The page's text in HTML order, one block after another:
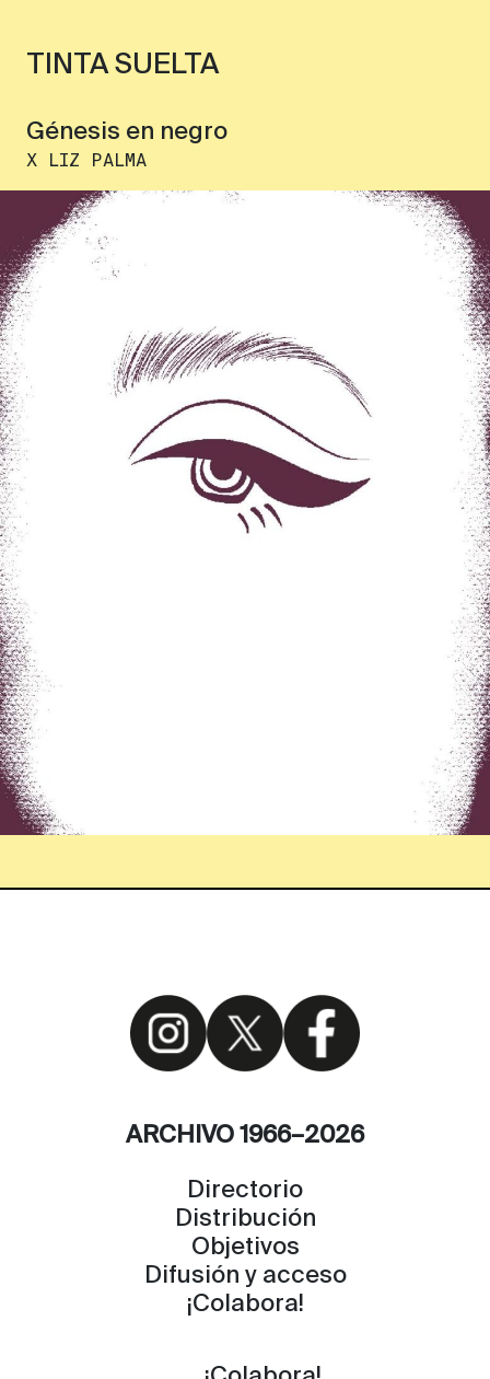
TINTA SUELTA
Génesis en negro
X LIZ PALMA
ARCHIVO 1966–2026
Directorio
Distribución
Objetivos
Difusión y acceso
¡Colabora!